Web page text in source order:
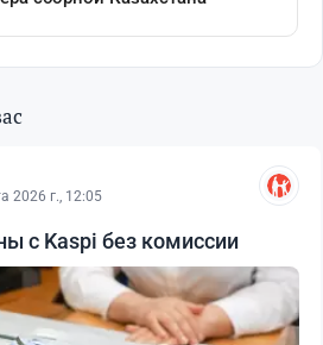
2026 г., 12:05
с Kaspi без комиссии